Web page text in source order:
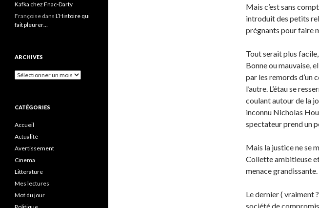
Mais c’est sans
introduit des petits
prégnants pour faire
Tout serait plus facile,
Bonne ou mauvaise,
par les remords d’un
l’autre. L’étau se
coulant autour de la
inconnu Nicholas
spectateur prend un
Mais la justice ne se
Collette ambitieuse
menace
Le dernier ( vraiment
société de
Kafka chez Fnac-Darty
Françoise dans L’Histoire qui
fait pleurer…
ARCHIVES
Archives
CATÉGORIES
Accueil
Actualité
Avertissement
Cinema
Litterature
Mes lectures
Mot du jour